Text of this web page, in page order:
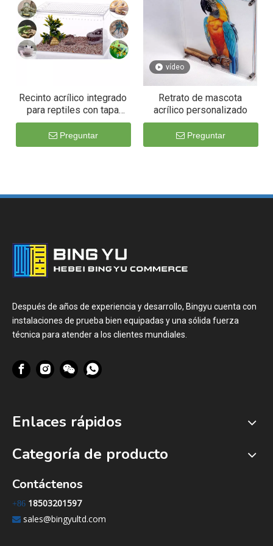
Recinto acrílico integrado
para reptiles con tapa
deslizante integrada: ideal
para geckos y reptiles
pequeños
Preguntar
vídeo
Retrato de mascota
acrílico personalizado
Preguntar
Después de años de experiencia y desarrollo, Bingyu cuenta con
instalaciones de prueba bien equipadas y una sólida fuerza
técnica para atender a los clientes mundiales.
Enlaces rápidos
Categoría de producto
Contáctenos
+86 18503201597
 sales@bingyultd.com